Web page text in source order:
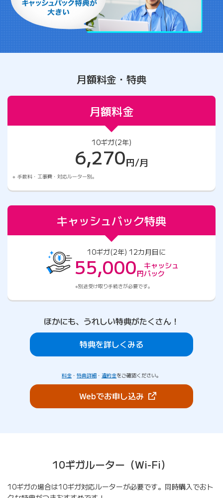
月額料金・特典
月額料金
10ギガ(2年)
6,270円/月
手数料・工事費・対応ルーター別。
キャッシュバック特典
10ギガ(2年) 12カ月目に
55,000円
キャッシュ
バック
別途受け取り手続きが必要です。
ほかにも、うれしい特典がたくさん！
特典を詳しくみる
料金 ・ 特典詳細 ・ 違約金をご確認ください。
Webでお申し込み（新しいタブで開き
10ギガルーター（Wi-Fi）
10ギガの場合は10ギガ対応ルーターが必要です。同時購入でおト